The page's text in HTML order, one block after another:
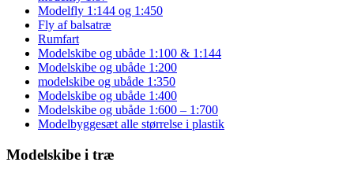
Modelfly 1:144 og 1:450
Fly af balsatræ
Rumfart
Modelskibe og ubåde 1:100 & 1:144
Modelskibe og ubåde 1:200
modelskibe og ubåde 1:350
Modelskibe og ubåde 1:400
Modelskibe og ubåde 1:600 – 1:700
Modelbyggesæt alle størrelse i plastik
Modelskibe i træ